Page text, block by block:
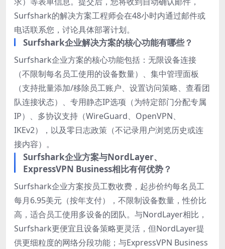
Surfshark的解决方案工程师会在48小时内通过邮件或
电话联系您，讨论具体部署计划。
Surfshark企业解决方案的核心功能有哪些？
Surfshark企业方案的核心功能包括：无限设备连接
（不限制每名员工使用的设备数量）、集中管理面板
（支持批量添加/移除员工账户、设置访问策略、查看团
队连接状态）、专用静态IP选项（为特定部门分配专属
IP）、多协议支持（WireGuard、OpenVPN、
IKEv2），以及零日志政策（不记录用户浏览历史或连
接内容）。
Surfshark企业方案与NordLayer、
ExpressVPN Business相比有何优势？
Surfshark企业方案按员工数收费，起步价约每名员工
每月6.95美元（按年支付），不限制设备数量，性价比
高，适合员工使用多设备的团队。与NordLayer相比，
Surfshark更便宜且设备策略更灵活，但NordLayer提
供更细粒度的网络分段功能；与ExpressVPN Business